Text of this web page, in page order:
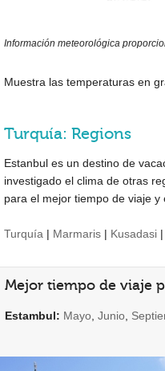
Información meteorológica
Muestra las temperaturas en
Turquía: Regions
Estanbul es un destino de
investigado el clima de otras
para el mejor tiempo de viaje
Turquía | Marmaris | Kusadasi |
Mejor tiempo de viaje
Estambul: Mayo Junio